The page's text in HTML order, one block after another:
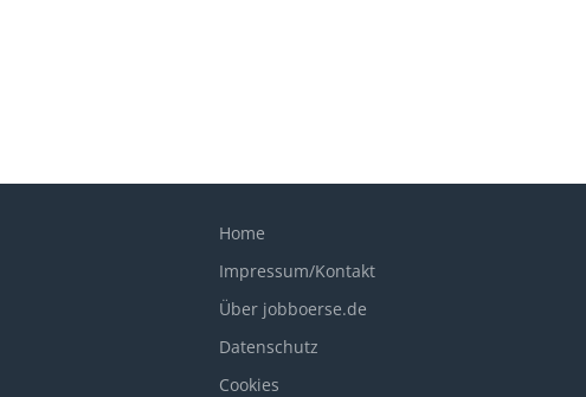
Home
Impressum/Kontakt
Über jobboerse.de
Datenschutz
Cookies